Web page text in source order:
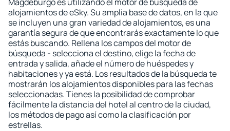
alojamientos de eSky. Su amplia base de datos, en la que
se incluyen una gran variedad de alojamientos, es una
garantía segura de que encontrarás exactamente lo que
estás buscando. Rellena los campos del motor de
búsqueda - selecciona el destino, elige la fecha de
entrada y salida, añade el número de huéspedes y
habitaciones y ya está. Los resultados de la búsqueda te
mostrarán los alojamientos disponibles para las fechas
seleccionadas. Tienes la posibilidad de comprobar
fácilmente la distancia del hotel al centro de la ciudad,
los métodos de pago así como la clasificación por
estrellas.